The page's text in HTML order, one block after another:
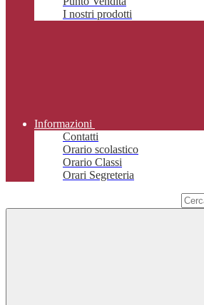
I nostri prodotti
Informazioni
Contatti
Orario scolastico
Orario Classi
Orari Segreteria